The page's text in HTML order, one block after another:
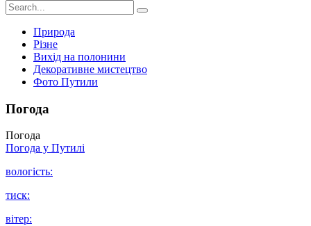
Природа
Різне
Вихід на полонини
Декоративне мистецтво
Фото Путили
Погода
Погода
Погода у Путилі
вологість:
тиск:
вітер: